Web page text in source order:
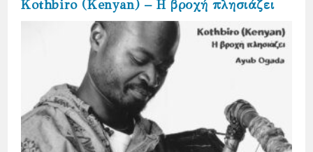
Kothbiro (Kenyan) – Η βροχή πλησιάζει